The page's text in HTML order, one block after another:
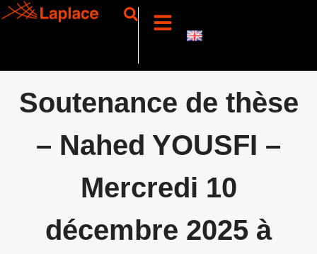
Soutenance de thèse
– Nahed YOUSFI –
Mercredi 10
décembre 2025 à